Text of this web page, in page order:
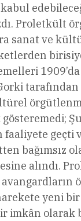
Proletkült
sanat ve
1909’da
tarafından
geçti
bağımsız
alındı.
yeni
imkân olarak